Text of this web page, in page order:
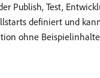
Publish, Test,
definiert und
ohne